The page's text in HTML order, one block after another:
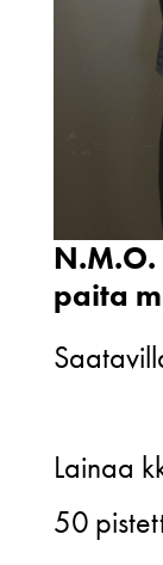
paita
Design
Lainaa
50